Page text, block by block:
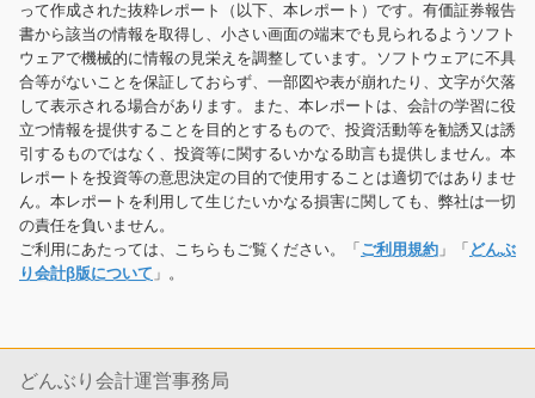
って作成された抜粋レポート（以下、本レポート）です。有価証券報告
書から該当の情報を取得し、小さい画面の端末でも見られるようソフト
ウェアで機械的に情報の見栄えを調整しています。ソフトウェアに不具
合等がないことを保証しておらず、一部図や表が崩れたり、文字が欠落
して表示される場合があります。また、本レポートは、会計の学習に役
立つ情報を提供することを目的とするもので、投資活動等を勧誘又は誘
引するものではなく、投資等に関するいかなる助言も提供しません。本
レポートを投資等の意思決定の目的で使用することは適切ではありませ
ん。本レポートを利用して生じたいかなる損害に関しても、弊社は一切
の責任を負いません。
ご利用にあたっては、こちらもご覧ください。「 ご利用規約 」「 どんぶ
り会計β版について 」。
どんぶり会計運営事務局